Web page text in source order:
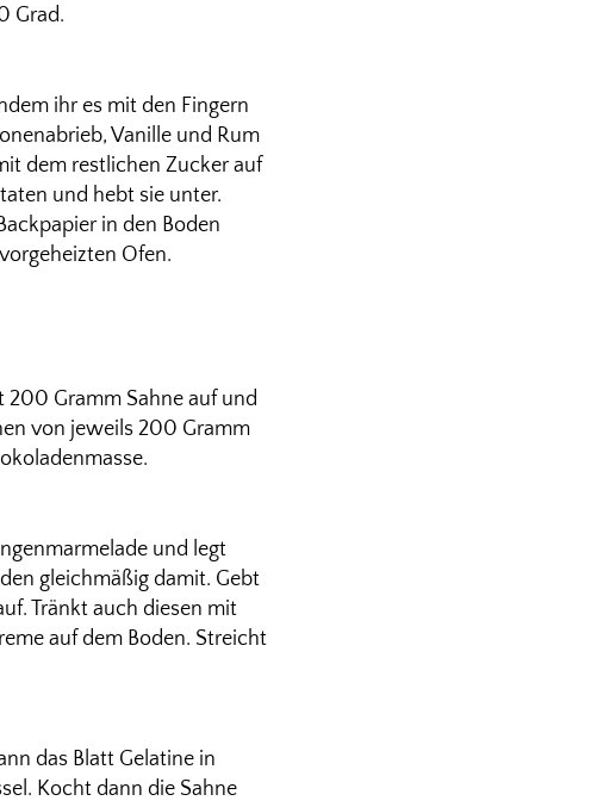
Grad.
ihr es mit den Fingern
Vanille und Rum
dem restlichen Zucker auf
und hebt sie unter.
in den Boden
Ofen.
200 Gramm Sahne auf und
von jeweils 200 Gramm
und legt
gleichmäßig damit. Gebt
Tränkt auch diesen mit
auf dem Boden. Streicht
das Blatt Gelatine in
Kocht dann die Sahne